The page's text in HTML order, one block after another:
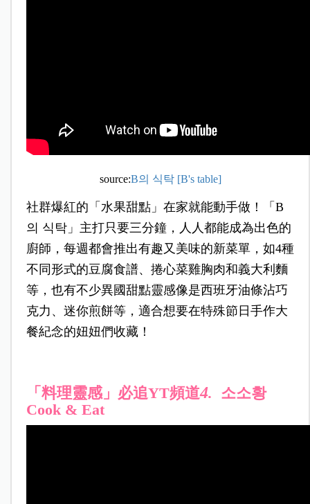
source:B의 식탁 [B's table]
社群爆紅的「水果甜點」在家就能動手做！「B
의 식탁」主打只要三分鐘，人人都能成為出色的
廚師，每週都會推出有趣又美味的新菜單，如4種
不同形式的豆腐食譜、捲心菜雞胸肉和義大利麵
等，也有不少異國甜點靈感像是西班牙油條沾巧
克力、迷你煎餅等，適合想要在特殊節日手作大
餐紀念的妞妞們收藏！
「料理靈感」必追YT頻道4. 소소황
Cook & Eat